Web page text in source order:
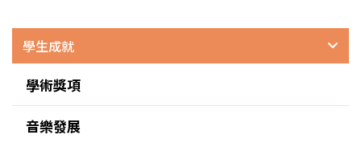
學生成就
學術獎項
音樂發展